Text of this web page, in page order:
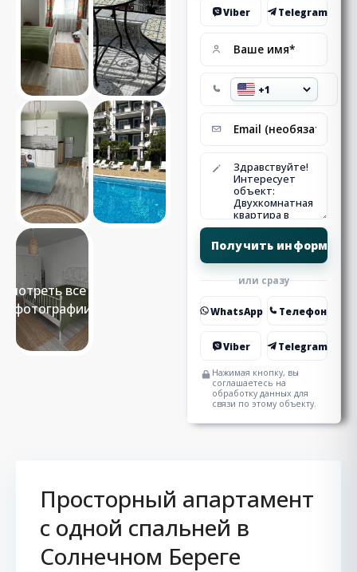
Смотреть все 11
фотографии
Viber Telegram
или сразу
WhatsApp Телефон
Viber Telegram
Нажимая кнопку, вы
соглашаетесь на
обработку данных для
связи по этому объекту.
Просторный апартамент
с одной спальней в
Солнечном Береге